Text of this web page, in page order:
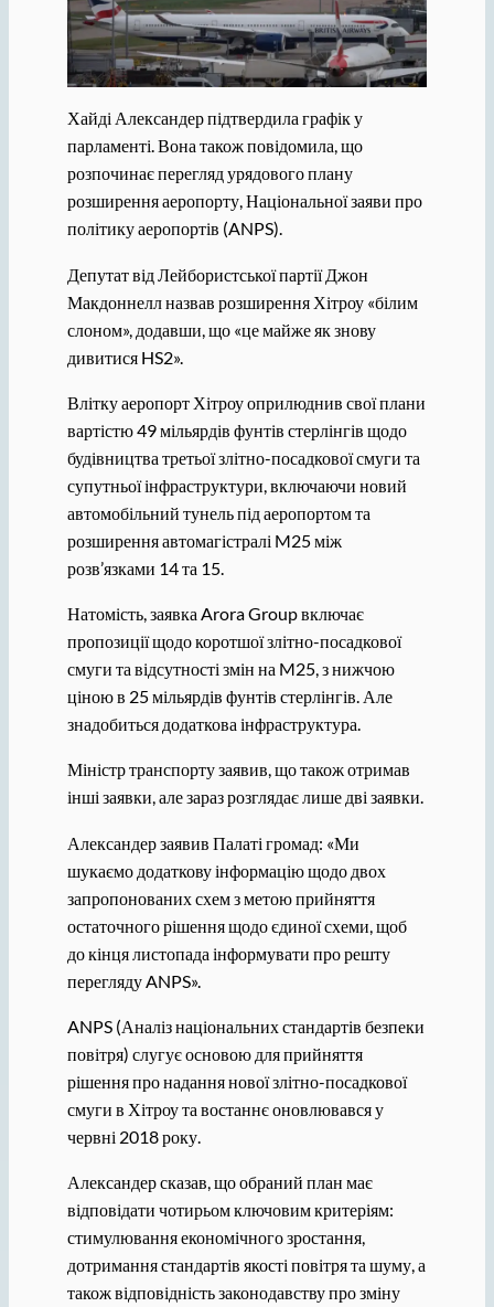
Хайді Александер підтвердила графік у
парламенті. Вона також повідомила, що
розпочинає перегляд урядового плану
розширення аеропорту, Національної заяви про
політику аеропортів (ANPS).
Депутат від Лейбористської партії Джон
Макдоннелл назвав розширення Хітроу «білим
слоном», додавши, що «це майже як знову
дивитися HS2».
Влітку аеропорт Хітроу оприлюднив свої плани
вартістю 49 мільярдів фунтів стерлінгів щодо
будівництва третьої злітно-посадкової смуги та
супутньої інфраструктури, включаючи новий
автомобільний тунель під аеропортом та
розширення автомагістралі M25 між
розв’язками 14 та 15.
Натомість, заявка Arora Group включає
пропозиції щодо коротшої злітно-посадкової
смуги та відсутності змін на M25, з нижчою
ціною в 25 мільярдів фунтів стерлінгів. Але
знадобиться додаткова інфраструктура.
Міністр транспорту заявив, що також отримав
інші заявки, але зараз розглядає лише дві заявки.
Александер заявив Палаті громад: «Ми
шукаємо додаткову інформацію щодо двох
запропонованих схем з метою прийняття
остаточного рішення щодо єдиної схеми, щоб
до кінця листопада інформувати про решту
перегляду ANPS».
ANPS (Аналіз національних стандартів безпеки
повітря) слугує основою для прийняття
рішення про надання нової злітно-посадкової
смуги в Хітроу та востаннє оновлювався у
червні 2018 року.
Александер сказав, що обраний план має
відповідати чотирьом ключовим критеріям:
стимулювання економічного зростання,
дотримання стандартів якості повітря та шуму, а
також відповідність законодавству про зміну